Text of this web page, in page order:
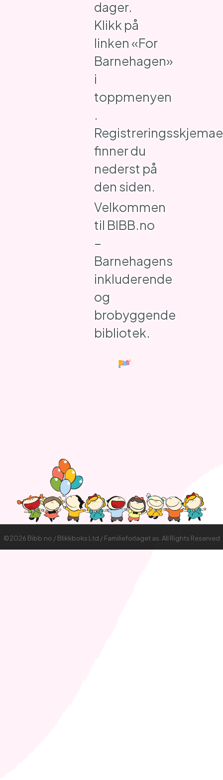
dager.
Klikk på
linken «For
Barnehagen»
i
toppmenyen
.
finner du
nederst på
den siden.
Velkommen
til BIBB.no
–
Barnehagens
inkluderende
og
brobyggende
bibliotek.
©2026 Bibb.no / Blikkboks Ltd / Familieforlaget as. All Rights Reserved